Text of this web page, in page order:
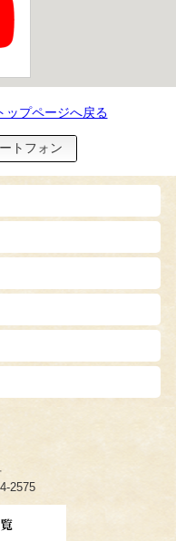
トップページへ戻る
トフォン
2575